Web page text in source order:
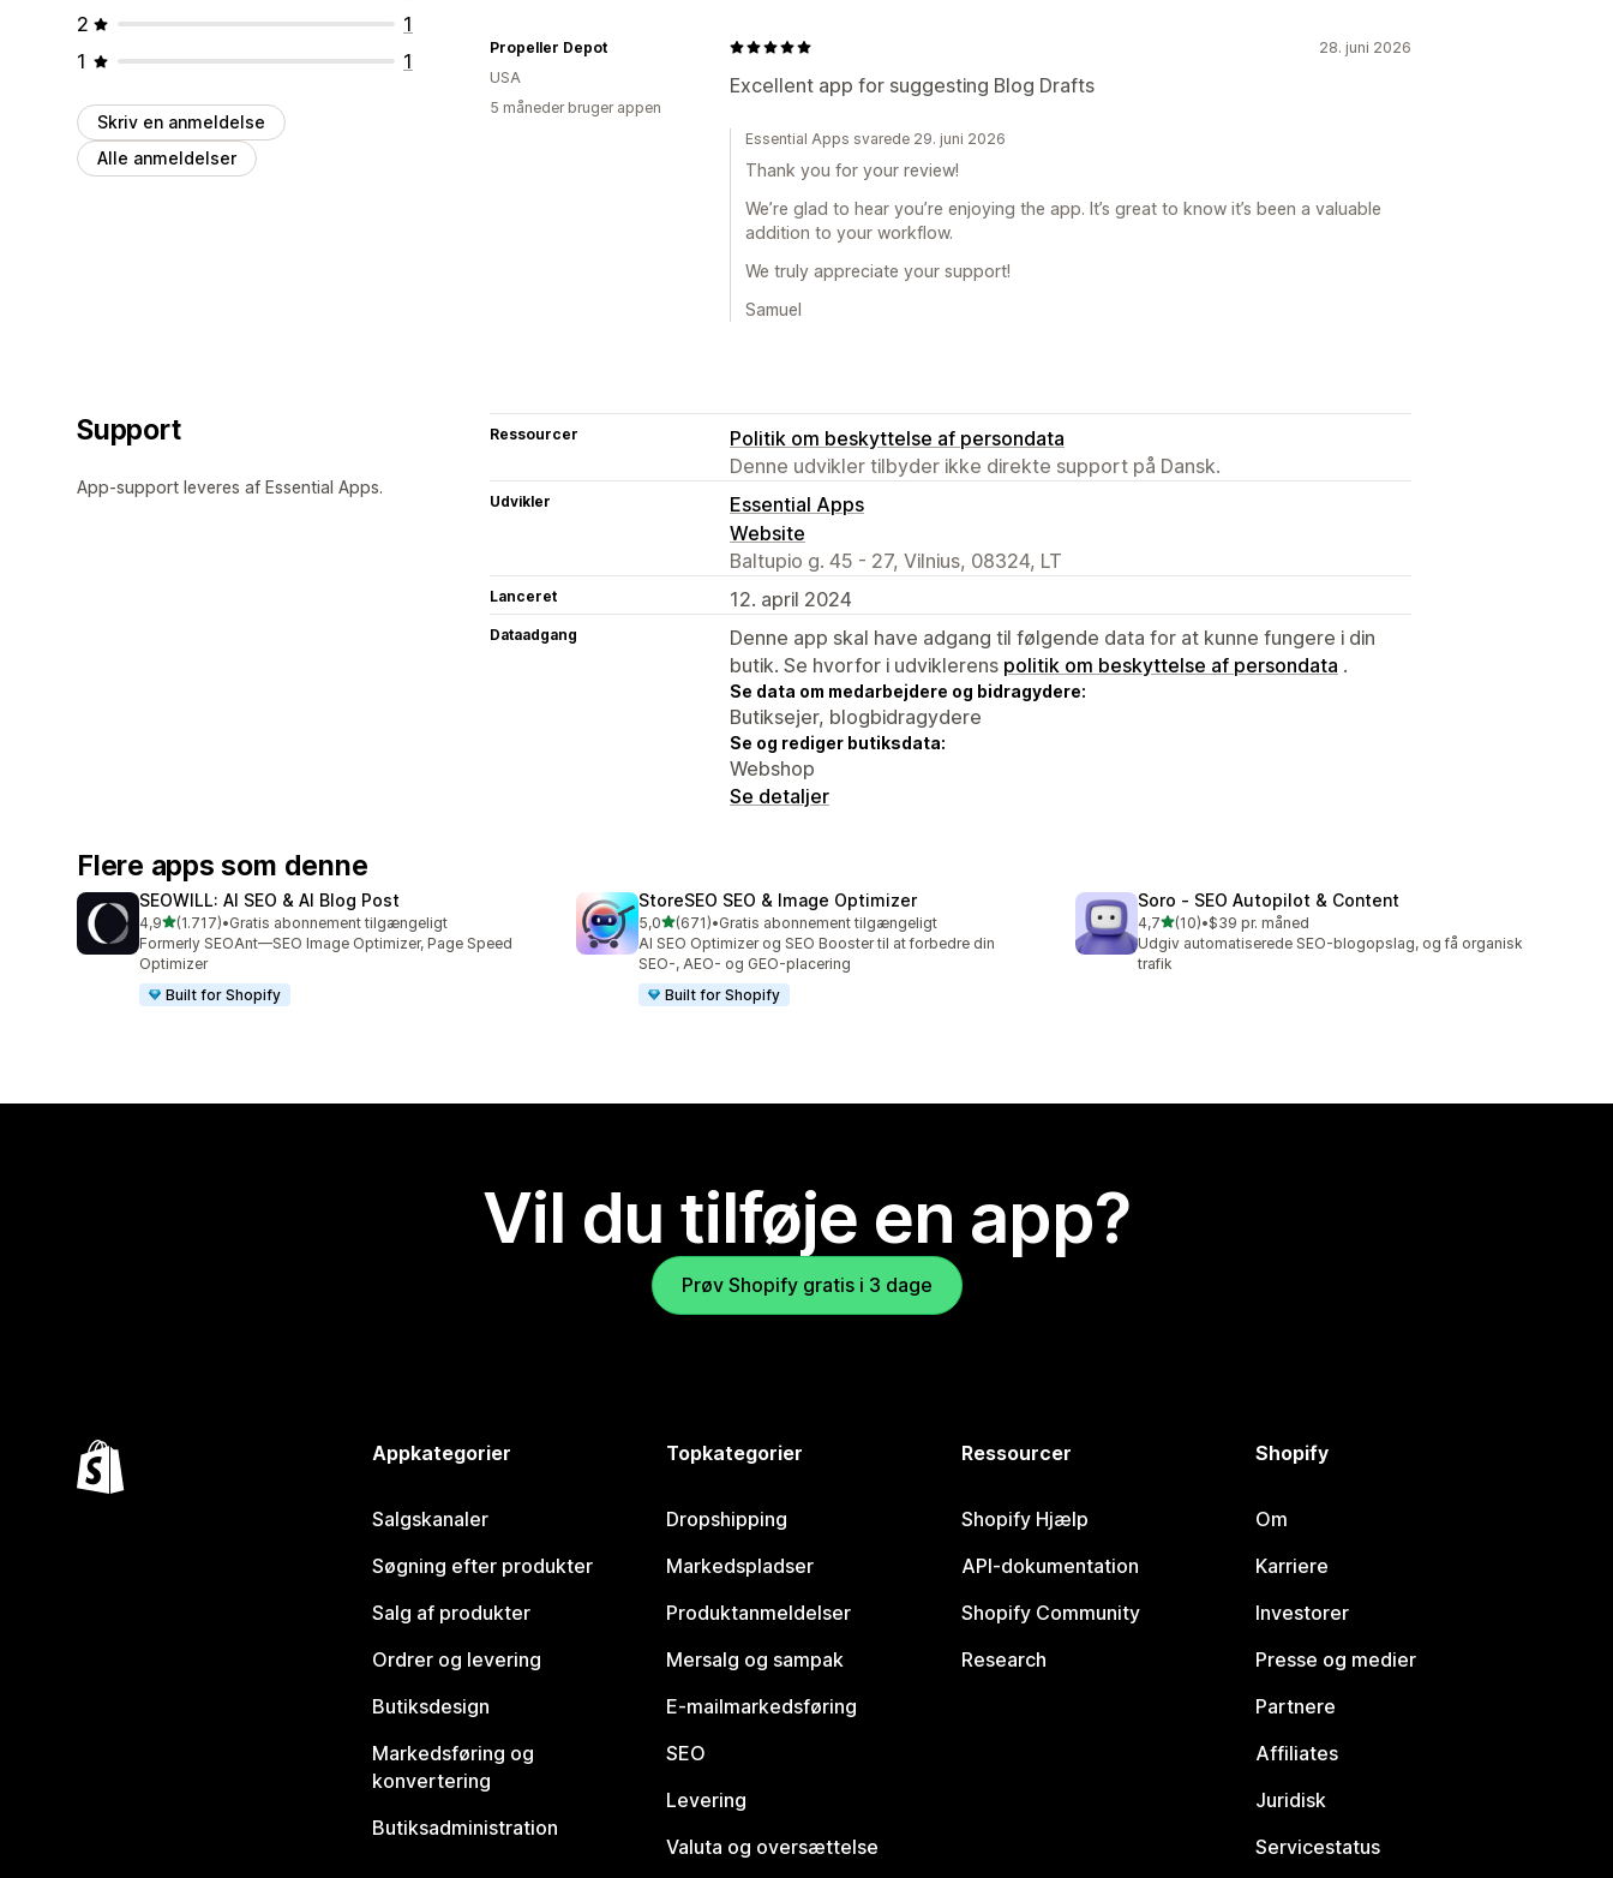
2
1
1
1
Skriv en anmeldelse
Alle anmeldelser
28. juni 2026
Excellent app for suggesting Blog Drafts
Propeller Depot
USA
5 måneder bruger appen
Essential Apps svarede 29. juni 2026
Thank you for your review!
We’re glad to hear you’re enjoying the app. It’s great to know it’s been a valuable
addition to your workflow.
We truly appreciate your support!
Samuel
Support
App-support leveres af Essential Apps.
Ressourcer
Politik om beskyttelse af persondata
Denne udvikler tilbyder ikke direkte support på Dansk.
Udvikler
Essential Apps
Website
Baltupio g. 45 - 27, Vilnius, 08324, LT
Lanceret 12. april 2024
Dataadgang
Denne app skal have adgang til følgende data for at kunne fungere i din
butik. Se hvorfor i udviklerens politik om beskyttelse af persondata .
Se data om medarbejdere og bidragydere:
Butiksejer, blogbidragydere
Se og rediger butiksdata:
Webshop
Se detaljer
Flere apps som denne
SEOWILL: AI SEO & AI Blog Post
4,9ud af 5 stjerner
(1.717)
1717 anmeldelser i alt
•Gratis abonnement tilgængeligt
Formerly SEOAnt—SEO Image Optimizer, Page Speed
Optimizer
Built for Shopify
StoreSEO SEO & Image Optimizer
5,0ud af 5 stjerner
(671)
671 anmeldelser i alt
•Gratis abonnement tilgængeligt
AI SEO Optimizer og SEO Booster til at forbedre din
SEO-, AEO- og GEO-placering
Built for Shopify
Soro ‑ SEO Autopilot & Content
4,7ud af 5 stjerner
(10)
10 anmeldelser i alt
•$39 pr. måned
Udgiv automatiserede SEO-blogopslag, og få organisk
trafik
Vil du tilføje en app?
Prøv Shopify gratis i 3 dage
Appkategorier
Salgskanaler
Søgning efter produkter
Salg af produkter
Ordrer og levering
Butiksdesign
Markedsføring og
konvertering
Butiksadministration
Topkategorier
Dropshipping
Markedspladser
Produktanmeldelser
Mersalg og sampak
E-mailmarkedsføring
SEO
Levering
Valuta og oversættelse
Ressourcer
Shopify Hjælp
API-dokumentation
Shopify Community
Research
Shopify
Om
Karriere
Investorer
Presse og medier
Partnere
Affiliates
Juridisk
Servicestatus